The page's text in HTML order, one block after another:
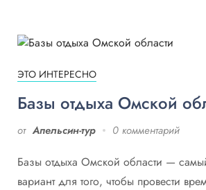
ЭТО ИНТЕРЕСНО
Базы отдыха Омской
от Апельсин-тур 0 комментарий
Базы отдыха Омской области —
вариант для того, чтобы провести